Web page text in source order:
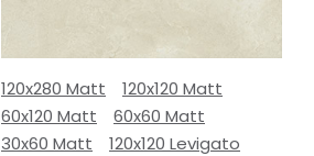
120x280 Matt
120x120 Matt
60x120 Matt
60x60 Matt
30x60 Matt
120x120 Levigato